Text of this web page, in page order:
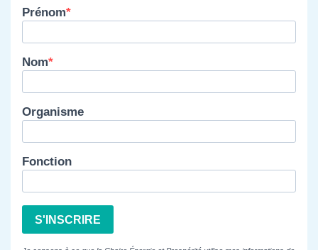
Prénom
Nom
Organisme
Fonction
S'INSCRIRE